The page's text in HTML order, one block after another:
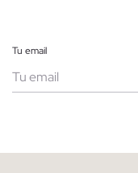
Tu email